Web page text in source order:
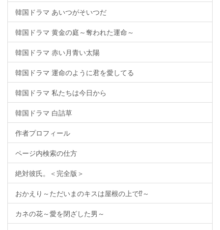
韓国ドラマ あいつがそいつだ
韓国ドラマ 黄金の庭～奪われた運命～
韓国ドラマ 赤い月青い太陽
韓国ドラマ 運命のように君を愛してる
韓国ドラマ 私たちは今日から
韓国ドラマ 白詰草
作者プロフィール
ページ内検索の仕方
絶対彼氏。＜完全版＞
おかえり～ただいまのキスは屋根の上で⁉～
カネの花～愛を閉ざした男～